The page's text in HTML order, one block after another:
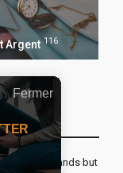
Argent 116
Matin
new lands but
Fermer